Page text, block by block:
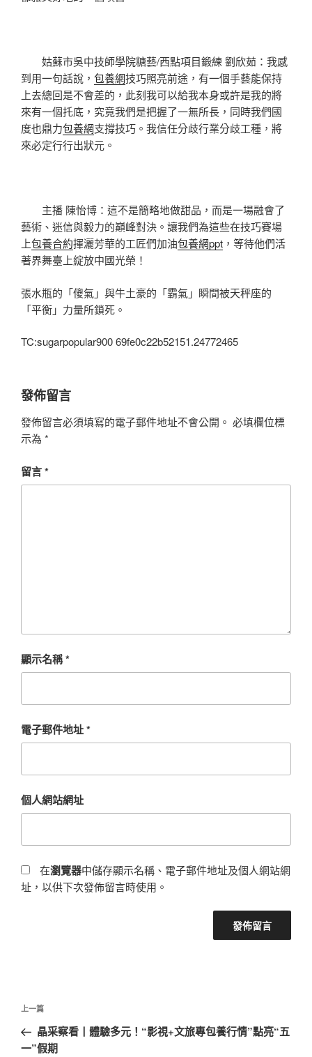
姑蘇市吳中技師學院糖藝/西點項目鍛練 劉欣茹：我感
到用一句話說， 包養網技巧照亮前途，有一個手藝能保持
上去總回是不會差的，此刻我可以給我本身或許是我的將
來有一個托底，究竟我們是把握了一無所長，同時我們國
度也鼎力包養網支撐技巧。我信任分歧行業分歧工種，將
來必定行行出狀元。
主播 陳怡博：這不是簡略地做甜品，而是一場融會了
藝術、迷信與毅力的巔峰對決。讓我們為這些在技巧賽場
上包養合約揮灑芳華的工匠們加油包養網ppt ，等待他們活
著界舞臺上綻放中國光榮！
張水瓶的「傻氣」與牛土豪的「霸氣」瞬間被天秤座的
「平衡」力量所鎖死。
TC:sugarpopular900 69fe0c22b52151.24772465
發佈留言
發佈留言必須填寫的電子郵件地址不會公開。 必填欄位標
示為 *
留言*
顯示名稱*
電子郵件地址*
個人網站網址
在瀏覽器中儲存顯示名稱、電子郵件地址及個人網站網
址，以供下次發佈留言時使用。
文
導
上
一
篇
上一篇
晶采察看丨體驗多元！“影視+文旅專包養行情”點亮“五
一”假期